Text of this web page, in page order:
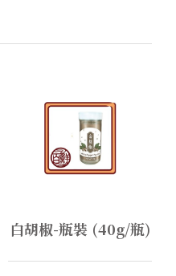
白胡椒-瓶裝 (40g/瓶)